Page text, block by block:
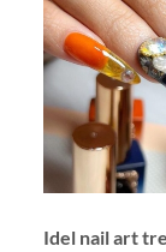
Idel nail art